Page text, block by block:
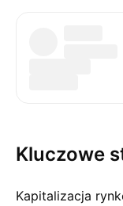
Kluczowe
Kapitalizacja